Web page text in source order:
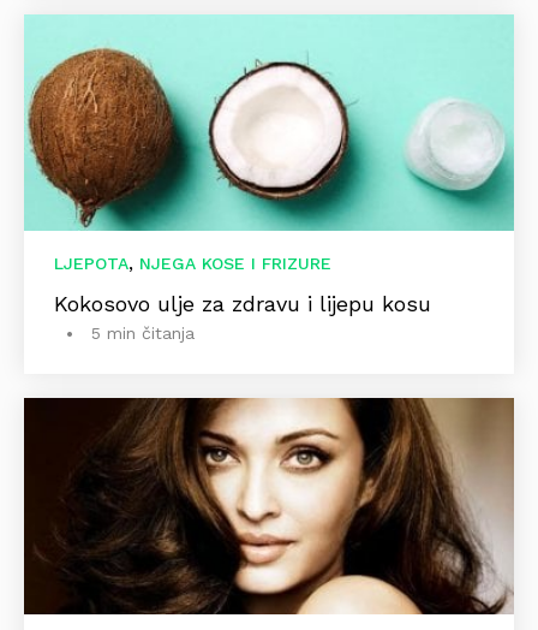
LJEPOTA, NJEGA KOSE I FRIZURE
Kokosovo ulje za zdravu i lijepu kosu
5 min čitanja